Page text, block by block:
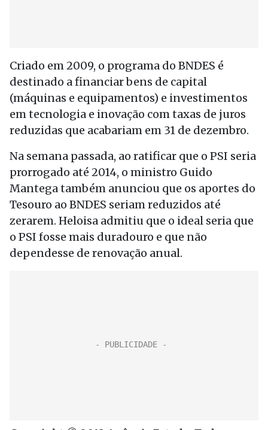
Criado em 2009, o programa do BNDES é
destinado a financiar bens de capital
(máquinas e equipamentos) e investimentos
em tecnologia e inovação com taxas de juros
reduzidas que acabariam em 31 de dezembro.
Na semana passada, ao ratificar que o PSI seria
prorrogado até 2014, o ministro Guido
Mantega também anunciou que os aportes do
Tesouro ao BNDES seriam reduzidos até
zerarem. Heloisa admitiu que o ideal seria que
o PSI fosse mais duradouro e que não
dependesse de renovação anual.